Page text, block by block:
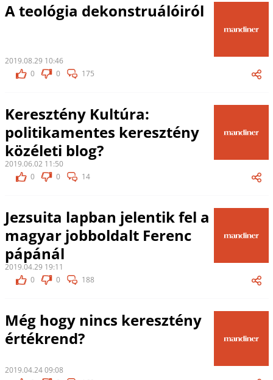
A teológia dekonstruálóiról
2019.08.29 10:46
0
0 175
Keresztény Kultúra:
politikamentes keresztény
közéleti blog?
2019.06.02 11:50
0
0 14
Jezsuita lapban jelentik fel a
magyar jobboldalt Ferenc
pápánál
2019.04.29 19:11
0
0 188
Még hogy nincs keresztény
értékrend?
2019.04.24 09:08